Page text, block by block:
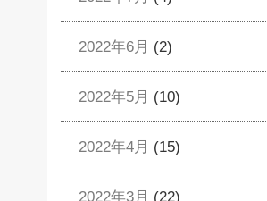
2022年6月 (2)
2022年5月 (10)
2022年4月 (15)
2022年3月 (22)